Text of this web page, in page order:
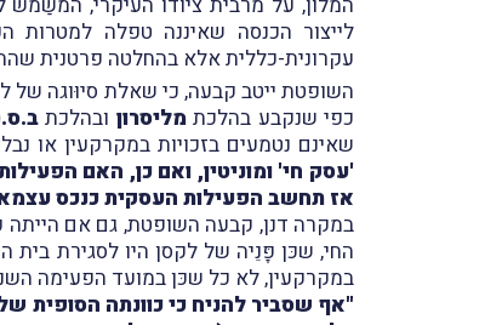
לייצור הכנסה שאיננה טפלה
עקרונית-כללית אלא בהחלטה פרטנית
השופטת ייטב קבעה, כי שאלת סיוּוגה של
כפי שנקבע בהלכתמליסרון ובהלכת
שאינם נטמעים בזכויות במקרקעין או
'עסק חי' ומוניטין, ואם כן, האם
אז תחשב הפעילות העסקית כנכס
במקרה דנן, קבעה השופטת, גם אם הייתה
החי, שכּן פָּנֵיה של לקסן היו לסגירת בית
במקרקעין, לא כל שכּן במועד הפעימה
"אף שסביר להניח כי כוונתה הסופית